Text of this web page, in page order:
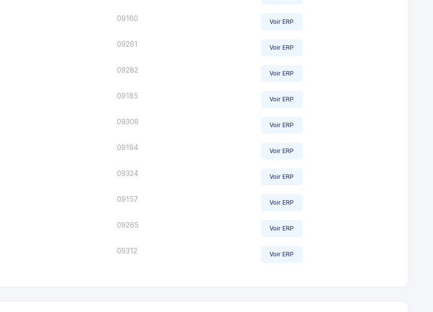
09160 Voir ERP
09261 Voir ERP
09282 Voir ERP
09185 Voir ERP
09306 Voir ERP
09194 Voir ERP
09324 Voir ERP
09157 Voir ERP
09265 Voir ERP
09312 Voir ERP